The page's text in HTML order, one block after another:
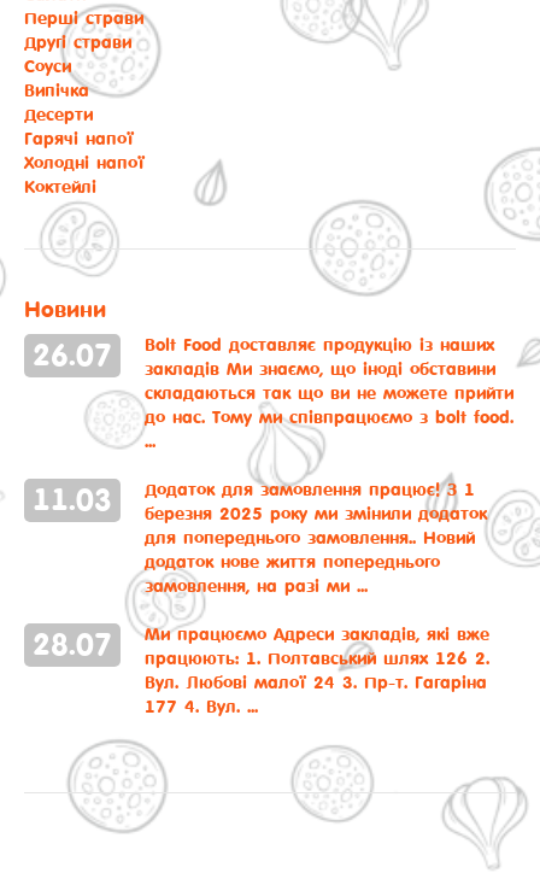
Перші страви
Другі страви
Соуси
Випічка
Десерти
Гарячі напої
Холодні напої
Коктейлі
Новини
26.07
Bolt Food доставляє продукцію із наших
закладів Ми знаємо, що іноді обставини
складаються так що ви не можете прийти
до нас. Тому ми співпрацюємо з bolt food.
...
11.03 Додаток для замовлення працює!З 1
березня 2025 року ми змінили додаток
для попереднього замовлення.. Новий
додаток нове життя попереднього
замовлення, на разі ми ...
28.07 Ми працюємо Адреси закладів, які вже
працюють: 1. Полтавський шлях 126 2.
Вул. Любові малої 24 3. Пр-т. Гагаріна
177 4. Вул. ...